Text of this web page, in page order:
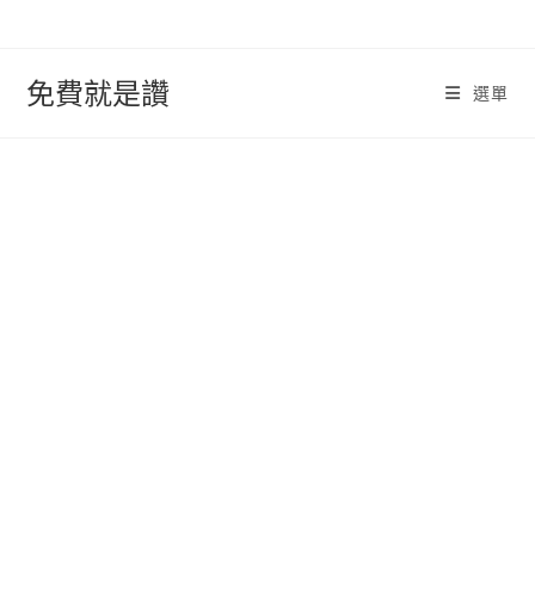
免費就是讚 選單